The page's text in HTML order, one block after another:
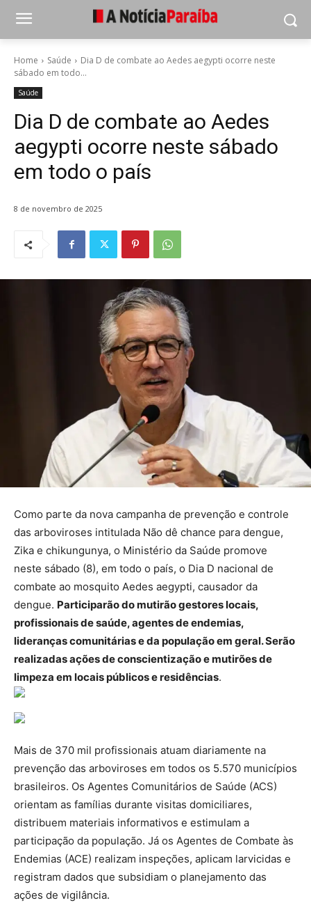
Home Saúde
Dia D de combate ao Aedes aegypti ocorre neste
sábado em todo...
Saúde
Dia D de combate ao Aedes
aegypti ocorre neste sábado
em todo o país
8 de novembro de 2025
Como parte da nova campanha de prevenção e controle
das arboviroses intitulada Não dê chance para dengue,
Zika e chikungunya, o Ministério da Saúde promove
neste sábado (8), em todo o país, o Dia D nacional de
combate ao mosquito Aedes aegypti, causador da
dengue. Participarão do mutirão gestores locais,
profissionais de saúde, agentes de endemias,
lideranças comunitárias e da população em geral. Serão
realizadas ações de conscientização e mutirões de
limpeza em locais públicos e residências.
Mais de 370 mil profissionais atuam diariamente na
prevenção das arboviroses em todos os 5.570 municípios
brasileiros. Os Agentes Comunitários de Saúde (ACS)
orientam as famílias durante visitas domiciliares,
distribuem materiais informativos e estimulam a
participação da população. Já os Agentes de Combate às
Endemias (ACE) realizam inspeções, aplicam larvicidas e
registram dados que subsidiam o planejamento das
ações de vigilância.